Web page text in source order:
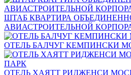
ШТАБ КВАРТИРА
АВИАСТРОИТЕЛЬНОЙ
ОТЕЛЬ БАЛЧУГ КЕМПИНСКИ
ОТЕЛЬ ХАЯТТ РИДЖЕНСИ